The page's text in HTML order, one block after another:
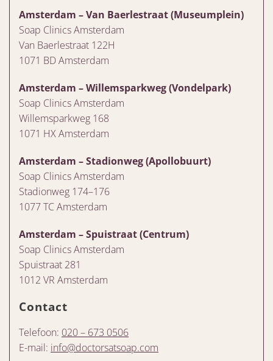
Amsterdam – Van Baerlestraat (Museumplein)
Soap Clinics Amsterdam
Van Baerlestraat 122H
1071 BD Amsterdam
Amsterdam – Willemsparkweg (Vondelpark)
Soap Clinics Amsterdam
Willemsparkweg 168
1071 HX Amsterdam
Amsterdam – Stadionweg (Apollobuurt)
Soap Clinics Amsterdam
Stadionweg 174–176
1077 TC Amsterdam
Amsterdam – Spuistraat (Centrum)
Soap Clinics Amsterdam
Spuistraat 281
1012 VR Amsterdam
Contact
Telefoon: 020 – 673 0506
E-mail: info@doctorsatsoap.com